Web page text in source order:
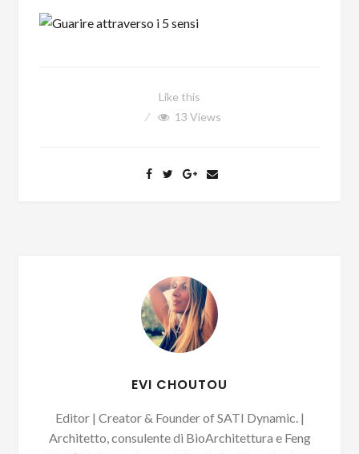
Like this
13Views
EVI CHOUTOU
Editor | Creator & Founder of SATI Dynamic. |
Architetto, consulente di BioArchitettura e Feng